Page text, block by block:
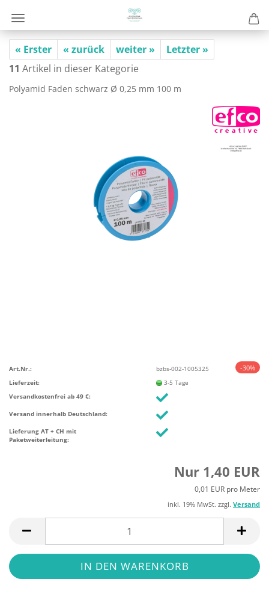
« Erster « zurück weiter »
Letzter »
11 Artikel in dieser Kategorie
Po­ly­amid Faden schwarz Ø 0,25 mm 100 m
-30%
Art.Nr.:
bzbs-002-1005325
Lieferzeit:
3-5 Tage
Versandkostenfrei ab 49 €:
Versand innerhalb Deutschland:
Lieferung AT + CH mit
Paketweiterleitung:
Nur 1,40 EUR
0,01 EUR pro Meter
inkl. 19% MwSt. zzgl. Versand